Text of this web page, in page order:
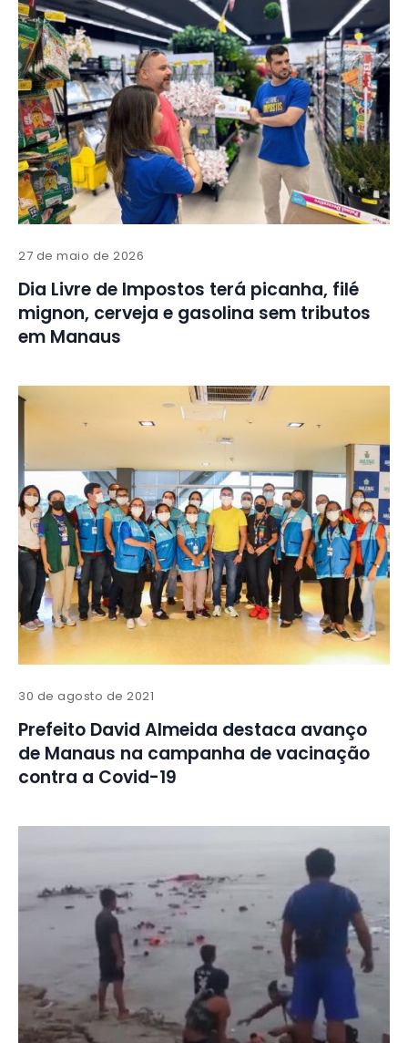
27 de maio de 2026
Dia Livre de Impostos terá picanha, filé
mignon, cerveja e gasolina sem tributos
em Manaus
30 de agosto de 2021
Prefeito David Almeida destaca avanço
de Manaus na campanha de vacinação
contra a Covid-19